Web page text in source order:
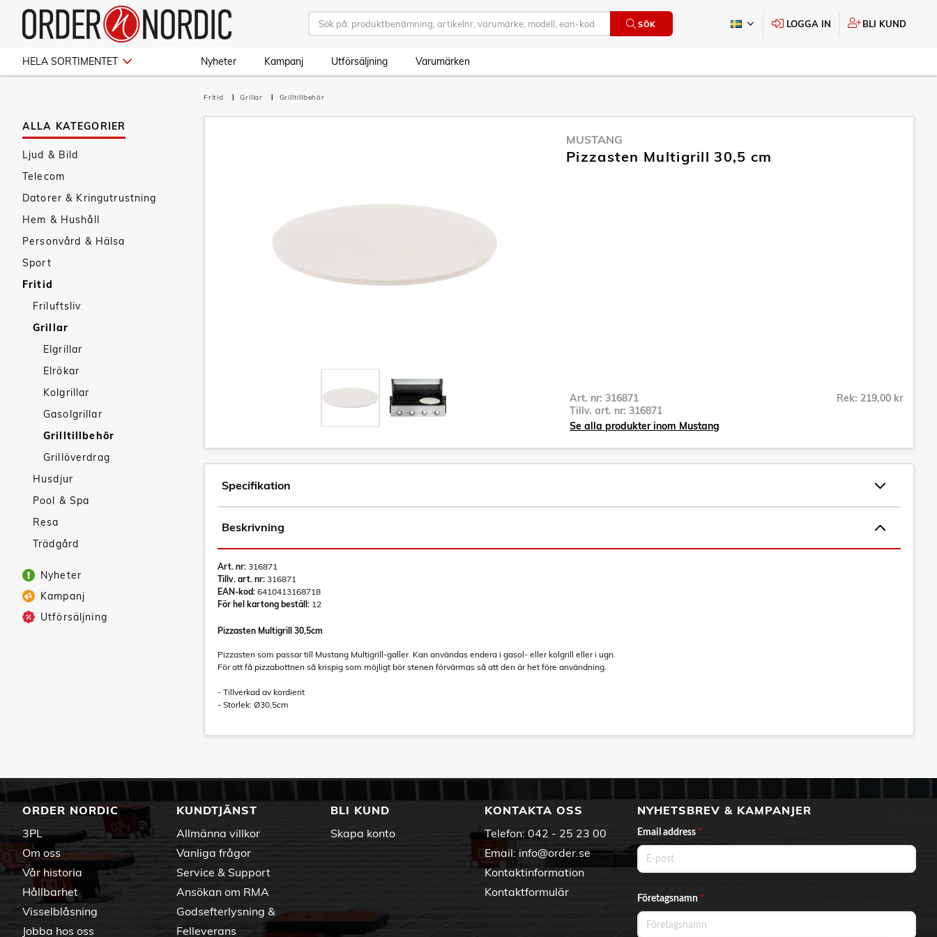
SÖK LOGGA IN BLI KUND
HELA SORTIMENTET Nyheter Kampanj Utförsäljning Varumärken
ALLA KATEGORIER
Ljud & Bild
Telecom
Datorer & Kringutrustning
Hem & Hushåll
Personvård & Hälsa
Sport
Fritid
Friluftsliv
Grillar
Elgrillar
Elrökar
Kolgrillar
Gasolgrillar
Grilltillbehör
Grillöverdrag
Husdjur
Pool & Spa
Resa
Trädgård
Nyheter
Kampanj
Utförsäljning
Fritid Grillar Grilltillbehör
MUSTANG
Pizzasten Multigrill 30,5 cm
Art. nr: 316871
Tillv. art. nr: 316871
Rek: 219,00 kr
Se alla produkter inom Mustang
Specifikation
Beskrivning
Art. nr: 316871
Tillv. art. nr: 316871
EAN-kod: 6410413168718
För hel kartong beställ: 12
Pizzasten Multigrill 30,5cm
Pizzasten som passar till Mustang Multigrill-galler. Kan användas endera i gasol- eller kolgrill eller i ugn.
För att få pizzabottnen så krispig som möjligt bör stenen förvärmas så att den är het före användning.
- Tillverkad av kordierit
- Storlek: Ø30,5cm
ORDER NORDIC
3PL
Om oss
Vår historia
Hållbarhet
Visselblåsning
Jobba hos oss
KUNDTJÄNST
Allmänna villkor
Vanliga frågor
Service & Support
Ansökan om RMA
Godsefterlysning &
Felleverans
BLI KUND
Skapa konto
KONTAKTA OSS
Telefon: 042 - 25 23 00
Email: info@order.se
Kontaktinformation
Kontaktformulär
NYHETSBREV & KAMPANJER
Email address *
Företagsnamn *